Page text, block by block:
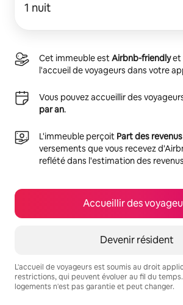
1 nuit
Cet immeuble estAirbnb-friendlyet
l'accueil de voyageurs dans votre
Vous pouvez accueillir des
par an.
L'immeuble perçoit Part des revenus
versements que vous recevez
reflété dans l'estimation des
Accueillir des
Devenir résident
L'accueil de voyageurs est soumis au droit
restrictions, qui peuvent évoluer au fil du
logements n'est pas garantie et peut changer.